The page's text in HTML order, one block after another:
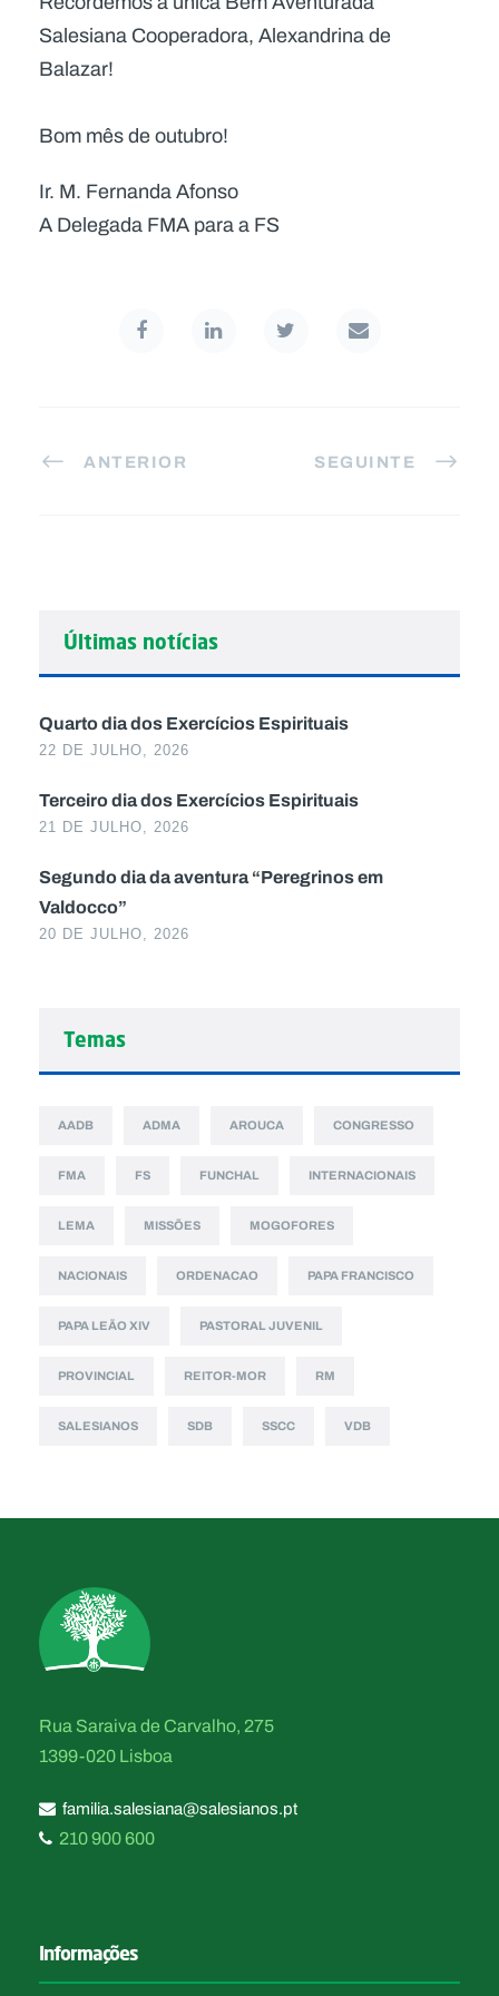
Salesiana Cooperadora, Alexandrina de
Balazar!
Bom mês de outubro!
Ir. M. Fernanda Afonso
A Delegada FMA para a FS
ANTERIOR SEGUINTE
Últimas notícias
Quarto dia dos Exercícios Espirituais
22 DE JULHO, 2026
Terceiro dia dos Exercícios Espirituais
21 DE JULHO, 2026
Segundo dia da aventura “Peregrinos em
Valdocco”
20 DE JULHO, 2026
Temas
AADB ADMA AROUCA CONGRESSO
FMA FS FUNCHAL INTERNACIONAIS
LEMA MISSÕES MOGOFORES
NACIONAIS ORDENACAO PAPA FRANCISCO
PAPA LEÃO XIV PASTORAL JUVENIL
PROVINCIAL REITOR-MOR RM
SALESIANOS SDB SSCC VDB
Rua Saraiva de Carvalho, 275
1399-020 Lisboa
familia.salesiana@salesianos.pt
210 900 600
Informações